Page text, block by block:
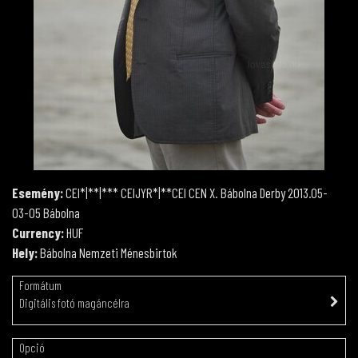
Esemény:CEI*|**|*** CEIJYR*|**CEI CEN X. Bábolna Derby 2013.05-
03-05 Bábolna
Currency:HUF
Hely:Bábolna Nemzeti Ménesbirtok
Formátum
Digitális fotó magáncélra
Opció